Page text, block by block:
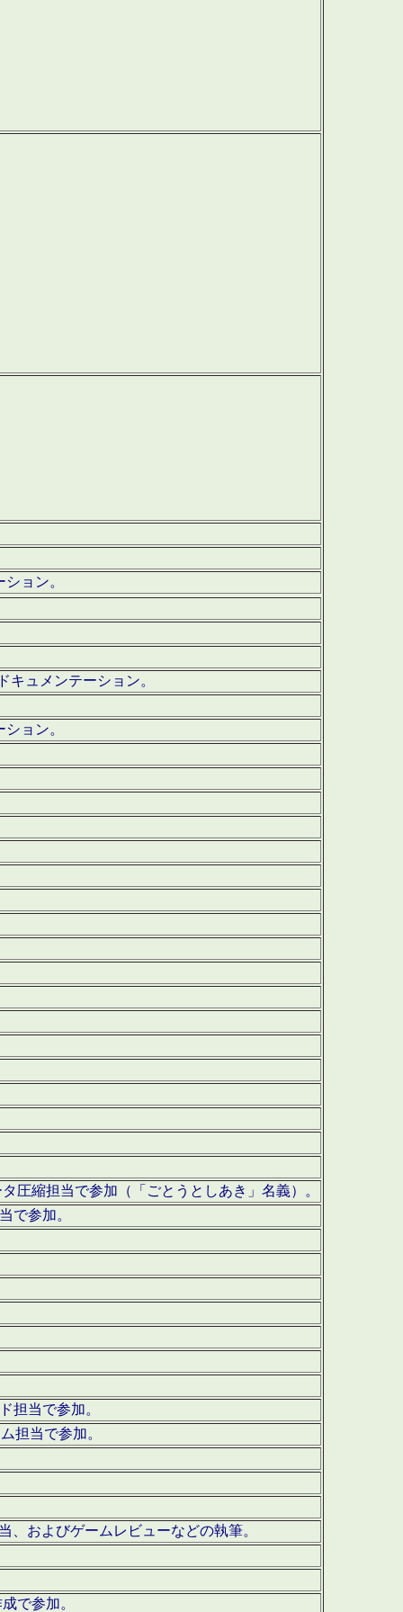
ョン。
キュメンテーション。
ョン。
圧縮担当で参加（「ごとうとしあき」名義）。
で参加。
担当で参加。
担当で参加。
、およびゲームレビューなどの執筆。
で参加。